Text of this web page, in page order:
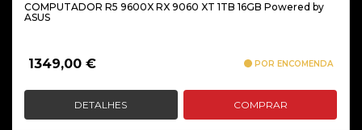
COMPUTADOR R5 9600X RX 9060 XT 1TB 16GB Powered by
ASUS
1349,00 € POR ENCOMENDA
DETALHES COMPRAR